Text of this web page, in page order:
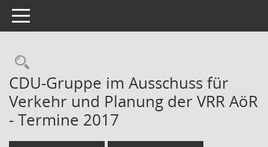
Toggle navigation
Rechercheauswahl
CDU-Gruppe im Ausschuss für
Verkehr und Planung der VRR AöR
- Termine 2017